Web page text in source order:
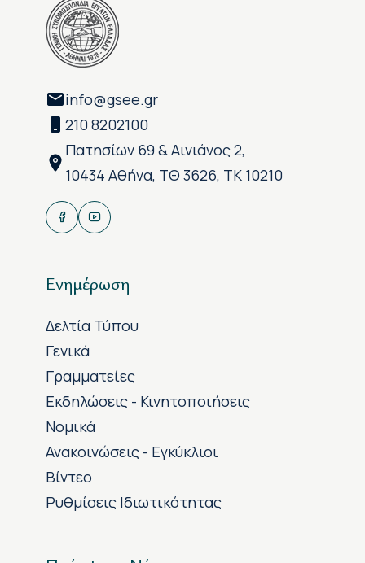
info@gsee.gr
210 8202100
Πατησίων 69 & Αινιάνος 2,
10434 Αθήνα, ΤΘ 3626, ΤΚ 10210
Ενημέρωση
Δελτία Τύπου
Γενικά
Γραμματείες
Εκδηλώσεις - Κινητοποιήσεις
Νομικά
Ανακοινώσεις - Εγκύκλιοι
Βίντεο
Ρυθμίσεις Ιδιωτικότητας